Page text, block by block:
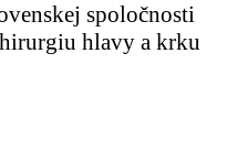
spoločnosti
hlavy a krku